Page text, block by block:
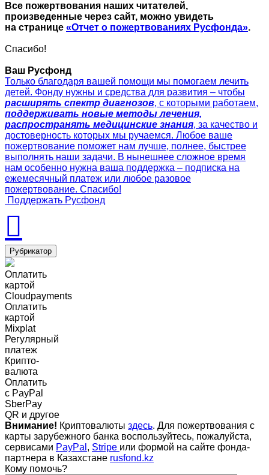
Все пожертвования наших читателей,
произведенные через сайт, можно увидеть
на странице «Отчет о пожертвованиях Русфонда».
Спасибо!
Ваш Русфонд
Только благодаря вашей помощи мы помогаем лечить
детей. Фонду нужны и средства для развития – чтобы
расширять спектр диагнозов, с которыми работаем,
поддерживать новые методы лечения,
распространять медицинские знания, за качество и
достоверность которых мы ручаемся. Любое ваше
пожертвование поможет нам лучше, полнее, быстрее
выполнять наши задачи. В нынешнее сложное время
нам особенно нужна ваша поддержка – подписка на
ежемесячный платеж или любое разовое
пожертвование. Спасибо!
Поддержать Русфонд
Рубрикатор
Оплатить
картой
Cloudpayments
Оплатить
картой
Mixplat
Регулярный
платеж
Крипто-
валюта
Оплатить
c PayPal
SberPay
QR и другое
Внимание! Криптовалюты здесь. Для пожертвования с
карты зарубежного банка воспользуйтесь, пожалуйста,
сервисами PayPal , Stripe или формой на сайте фонда-
партнера в Казахстане rusfond.kz
Кому помочь?